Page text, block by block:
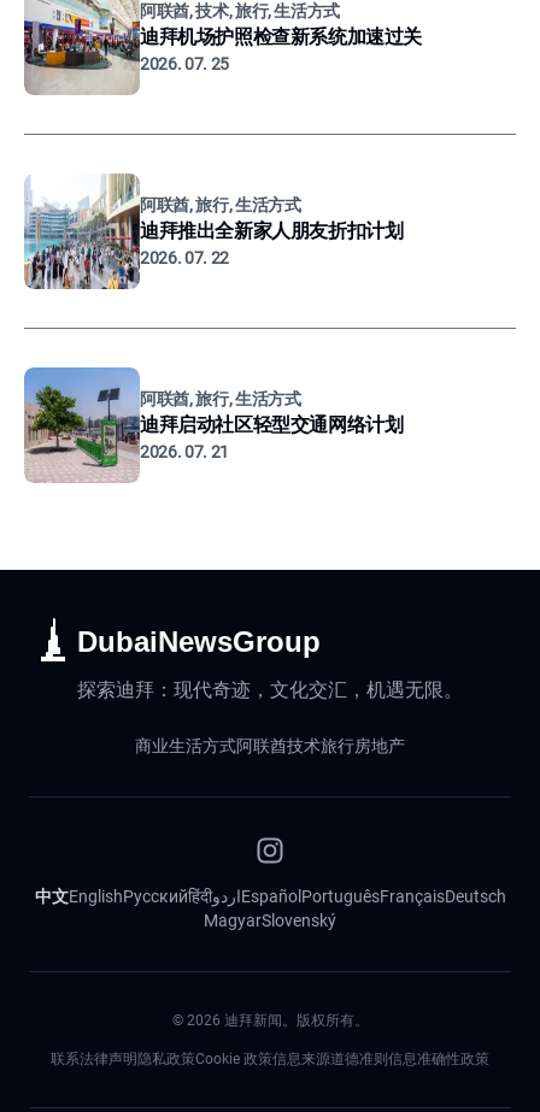
阿联酋, 技术, 旅行, 生活方式
迪拜机场护照检查新系统加速过关
2026. 07. 25
阿联酋, 旅行, 生活方式
迪拜推出全新家人朋友折扣计划
2026. 07. 22
阿联酋, 旅行, 生活方式
迪拜启动社区轻型交通网络计划
2026. 07. 21
DubaiNewsGroup
探索迪拜：现代奇迹，文化交汇，机遇无限。
商业生活方式阿联酋技术旅行房地产
中文EnglishРусскийहिंदीاردوEspañol PortuguêsFrançaisDeutsch
MagyarSlovenský
© 2026 迪拜新闻。版权所有。
联系法律声明 隐私政策Cookie 政策信息来源道德准则 信息准确性政策